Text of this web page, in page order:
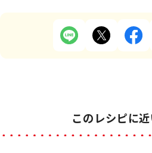
このレシピに